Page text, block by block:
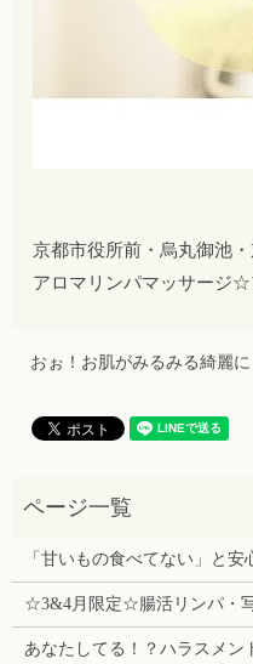
京都市役所前・烏丸御池
アロマリンパマッサージ
おぉ！お肌がみるみる綺麗に
「甘いもの食べてない」と安
☆3&4月限定☆腸活リンパ・
あなたしてる！？ハラスメン